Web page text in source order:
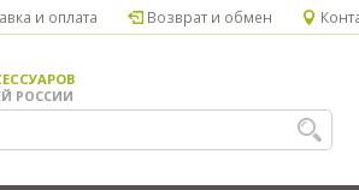
и оплата Возврат и обмен
РОССИИ